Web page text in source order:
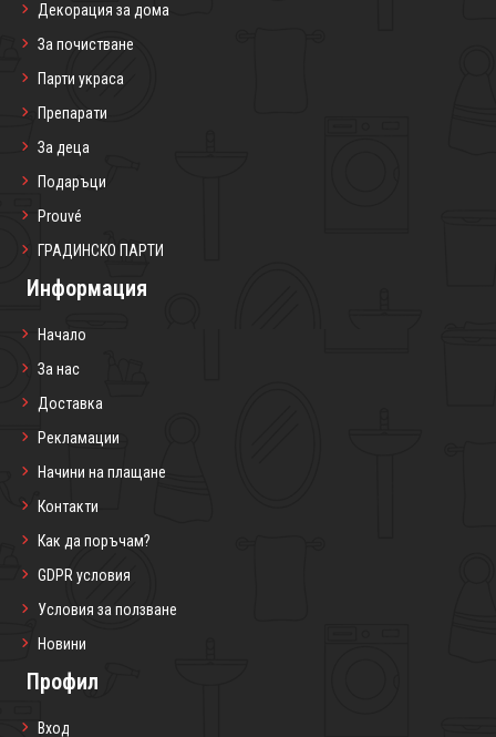
Декорация за дома
За почистване
Парти украса
Препарати
За деца
Подаръци
Prouvé
ГРАДИНСКО ПАРТИ
Информация
Начало
За нас
Доставка
Рекламации
Начини на плащане
Контакти
Как да поръчам?
GDPR условия
Условия за ползване
Новини
Профил
Вход